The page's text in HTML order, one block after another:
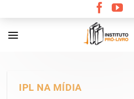
content
IPL NA MÍDIA